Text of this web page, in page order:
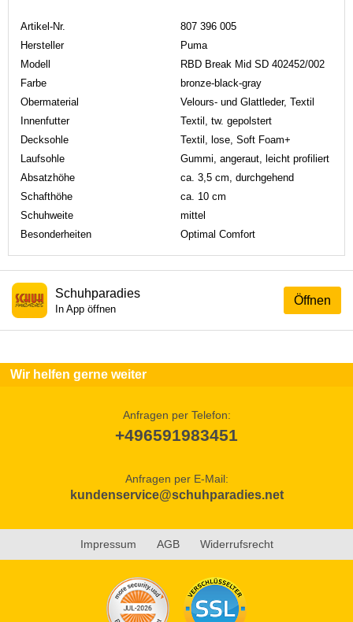
Artikel-Nr.
807 396 005
Hersteller
Puma
Modell
RBD Break Mid SD 402452/002
Farbe
bronze-black-gray
Obermaterial
Velours- und Glattleder, Textil
Innenfutter
Textil, tw. gepolstert
Decksohle
Textil, lose, Soft Foam+
Laufsohle
Gummi, angeraut, leicht profiliert
Absatzhöhe
ca. 3,5 cm, durchgehend
Schafthöhe
ca. 10 cm
Schuhweite
mittel
Besonderheiten
Optimal Comfort
Öffnen
Schuhparadies
In App öffnen
Wir helfen gerne weiter
Anfragen per Telefon:
+496591983451
Anfragen per E-Mail:
kundenservice@schuhparadies.net
Impressum AGB Widerrufsrecht